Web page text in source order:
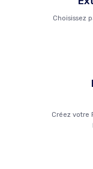
Choisissez
Créez votre